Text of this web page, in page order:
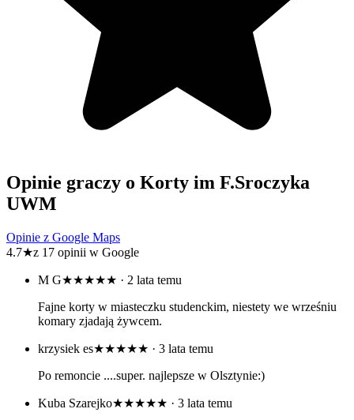
Opinie graczy o Korty im F.Sroczyka
UWM
Opinie z Google Maps
4.7★z 17 opinii w Google
M G★★★★★ · 2 lata temu
Fajne korty w miasteczku studenckim, niestety we wrześniu
komary zjadają żywcem.
krzysiek es★★★★★ · 3 lata temu
Po remoncie ....super. najlepsze w Olsztynie:)
Kuba Szarejko★★★★★ · 3 lata temu